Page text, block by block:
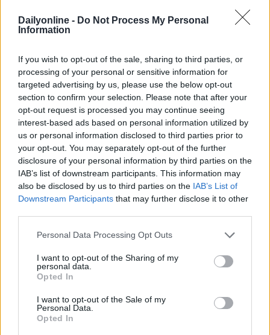
Dailyonline - Do Not Process My Personal
Information
If you wish to opt-out of the sale, sharing to third parties, or
processing of your personal or sensitive information for
targeted advertising by us, please use the below opt-out
section to confirm your selection. Please note that after your
opt-out request is processed you may continue seeing
interest-based ads based on personal information utilized by
us or personal information disclosed to third parties prior to
your opt-out. You may separately opt-out of the further
disclosure of your personal information by third parties on the
IAB’s list of downstream participants. This information may
also be disclosed by us to third parties on the IAB’s List of
Downstream Participants that may further disclose it to other
Personal Data Processing Opt Outs
I want to opt-out of the Sharing of my
personal data.
Opted In
I want to opt-out of the Sale of my
Personal Data.
Opted In
Apple Podcasts
eAmazon Music.
AUDIO E PODCAST
Altri articoli che potrebbero piacerti